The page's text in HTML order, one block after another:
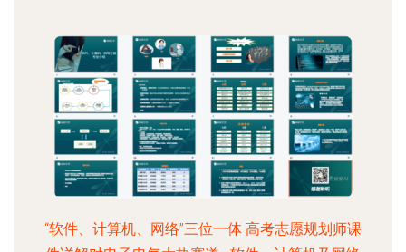
“软件、计算机、网络”三位一体 高考志愿规划师课